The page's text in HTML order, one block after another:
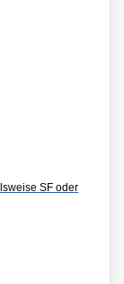
SF oder